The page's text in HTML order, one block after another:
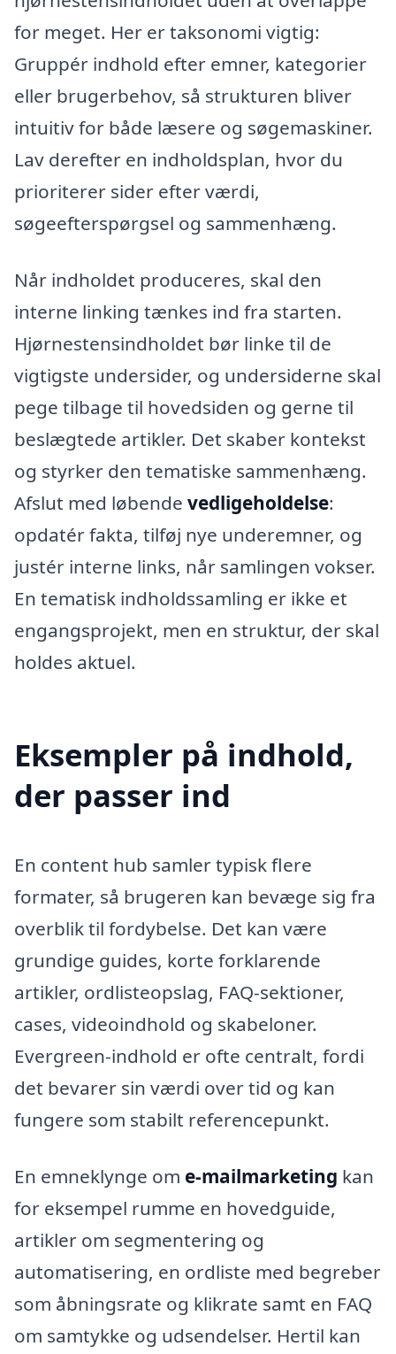
for meget. Her er taksonomi vigtig:
Gruppér indhold efter emner, kategorier
eller brugerbehov, så strukturen bliver
intuitiv for både læsere og søgemaskiner.
Lav derefter en indholdsplan, hvor du
prioriterer sider efter værdi,
søgeefterspørgsel og sammenhæng.
Når indholdet produceres, skal den
interne linking tænkes ind fra starten.
Hjørnestensindholdet bør linke til de
vigtigste undersider, og undersiderne skal
pege tilbage til hovedsiden og gerne til
beslægtede artikler. Det skaber kontekst
og styrker den tematiske sammenhæng.
Afslut med løbende vedligeholdelse:
opdatér fakta, tilføj nye underemner, og
justér interne links, når samlingen vokser.
En tematisk indholdssamling er ikke et
engangsprojekt, men en struktur, der skal
holdes aktuel.
Eksempler på indhold,
der passer ind
En content hub samler typisk flere
formater, så brugeren kan bevæge sig fra
overblik til fordybelse. Det kan være
grundige guides, korte forklarende
artikler, ordlisteopslag, FAQ-sektioner,
cases, videoindhold og skabeloner.
Evergreen-indhold er ofte centralt, fordi
det bevarer sin værdi over tid og kan
fungere som stabilt referencepunkt.
En emneklynge om e-mailmarketing kan
for eksempel rumme en hovedguide,
artikler om segmentering og
automatisering, en ordliste med begreber
som åbningsrate og klikrate samt en FAQ
om samtykke og udsendelser. Hertil kan